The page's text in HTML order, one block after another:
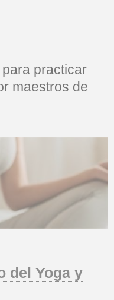
practicar
maestros de
del Yoga y